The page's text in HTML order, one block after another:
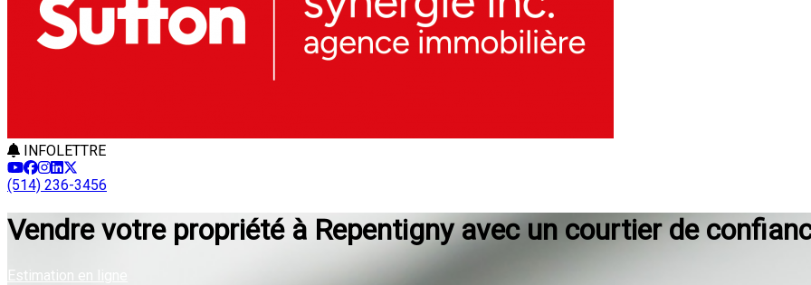
INFOLETTRE
(514) 236-3456
Vendre votre propriété à Repentigny avec un courtier de
Estimation en ligne